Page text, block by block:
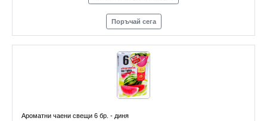
Поръчай сега
Ароматни чаени свещи 6 бр. - диня